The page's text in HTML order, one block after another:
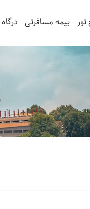
بیمه مسافرتی